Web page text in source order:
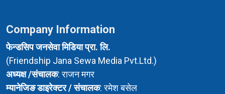
Company Information
फेन्डसिप जनसेवा मिडिया प्रा. लि.
(Friendship Jana Sewa Media Pvt.Ltd.)
अध्यक्ष /संचालक: राजन मगर
म्यानेजिङ डाइरेक्टर / संचालक: रमेश बसेल